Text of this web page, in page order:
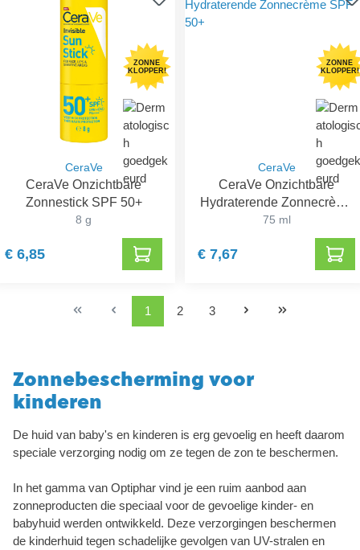
ZONNE
KLOPPER!
CeraVe
CeraVe Onzichtbare
Zonnestick SPF 50+
8 g
€ 6,85
ZONNE
KLOPPER!
CeraVe
CeraVe Onzichtbare
Hydraterende Zonnecrème
SPF 50+
75 ml
€ 7,67
1 2 3
Zonnebescherming voor
kinderen
De huid van baby's en kinderen is erg gevoelig en heeft daarom
speciale verzorging nodig om ze tegen de zon te beschermen.
In het gamma van Optiphar vind je een ruim aanbod aan
zonneproducten die speciaal voor de gevoelige kinder- en
babyhuid werden ontwikkeld. Deze verzorgingen beschermen
de kinderhuid tegen schadelijke gevolgen van UV-stralen en